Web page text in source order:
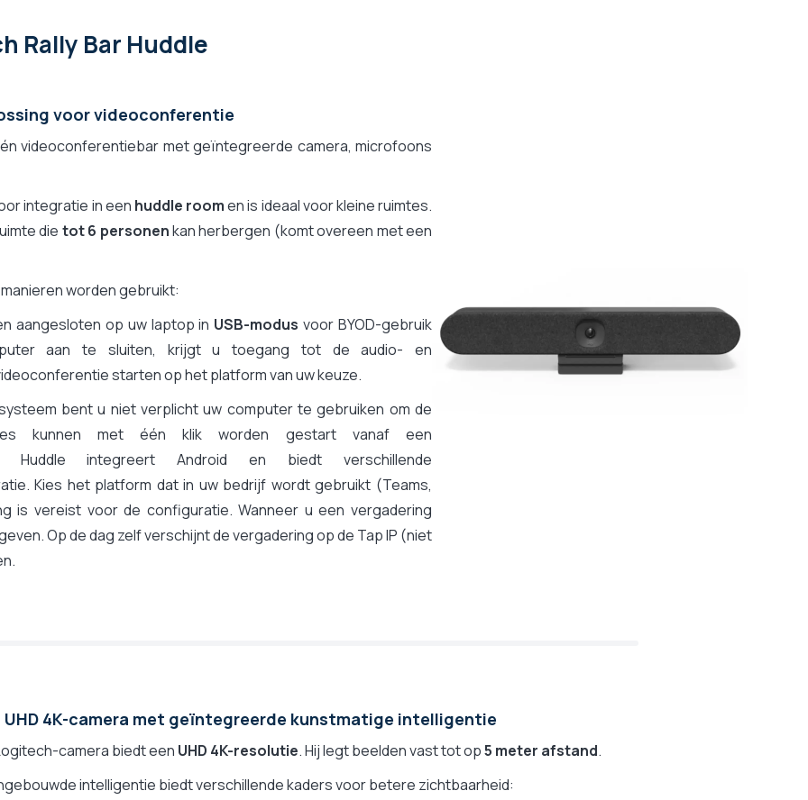
certified, Zoom certified, Google Meet certified
Rally Bar Huddle
voor videoconferentie
videoconferentiebar met geïntegreerde camera, microfoons
integratie in een huddle roomen is ideaal voor kleine ruimtes.
die tot 6 personenkan herbergen (komt overeen met een
worden gebruikt:
aangesloten op uw laptop in USB-modus voor BYOD-gebruik
aan te sluiten, krijgt u toegang tot de audio- en
starten op het platform van uw keuze.
bent u niet verplicht uw computer te gebruiken om de
kunnen met één klik worden gestart vanaf een
Huddle integreert Android en biedt verschillende
Kies het platform dat in uw bedrijf wordt gebruikt (Teams,
is vereist voor de configuratie. Wanneer u een vergadering
Op de dag zelf verschijnt de vergadering op de Tap IP (niet
UHD 4K-camera met geïntegreerde kunstmatige intelligentie
camera biedt een UHD 4K-resolutie. Hij legt beelden vast tot op5 meter afstand.
intelligentie biedt verschillende kaders voor betere zichtbaarheid: